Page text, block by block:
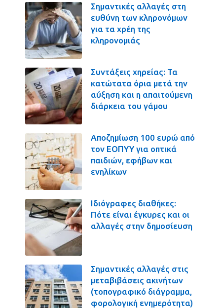
Σημαντικές αλλαγές στη
ευθύνη των κληρονόμων
για τα χρέη της
κληρονομιάς
Συντάξεις χηρείας: Τα
κατώτατα όρια μετά την
αύξηση και η απαιτούμενη
διάρκεια του γάμου
Αποζημίωση 100 ευρώ από
τον ΕΟΠΥΥ για οπτικά
παιδιών, εφήβων και
ενηλίκων
Ιδιόγραφες διαθήκες:
Πότε είναι έγκυρες και οι
αλλαγές στην δημοσίευση
Σημαντικές αλλαγές στις
μεταβιβάσεις ακινήτων
(τοπογραφικό διάγραμμα,
φορολογική ενημερότητα)